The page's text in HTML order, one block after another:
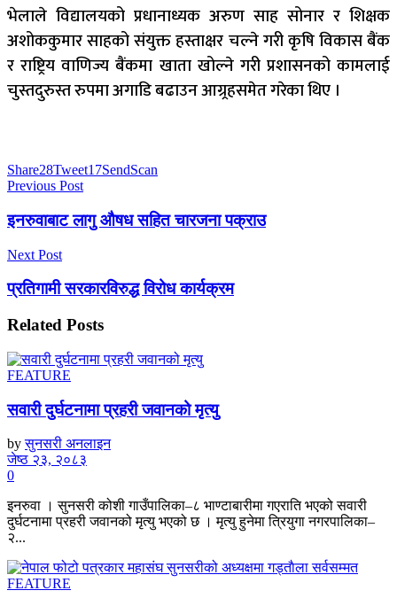
भेलाले विद्यालयको प्रधानाध्यक अरुण साह सोनार र शिक्षक
अशोककुमार साहको संयुक्त हस्ताक्षर चल्ने गरी कृषि विकास बैंक
र राष्ट्रिय वाणिज्य बैंकमा खाता खोल्ने गरी प्रशासनको कामलाई
चुस्तदुरुस्त रुपमा अगाडि बढाउन आग्र्रहसमेत गरेका थिए ।
Share28Tweet17SendScan
Previous Post
इनरुवाबाट लागु औषध सहित चारजना पक्राउ
Next Post
प्रतिगामी सरकारविरुद्ध विरोध कार्यक्रम
Related Posts
FEATURE
सवारी दुर्घटनामा प्रहरी जवानको मृत्यु
by सुनसरी अनलाइन
जेष्ठ २३, २०८३
0
इनरुवा । सुनसरी कोशी गाउँपालिका–८ भाण्टाबारीमा गएराति भएको सवारी
दुर्घटनामा प्रहरी जवानको मृत्यु भएको छ । मृत्यु हुनेमा त्रियुगा नगरपालिका–
२...
FEATURE